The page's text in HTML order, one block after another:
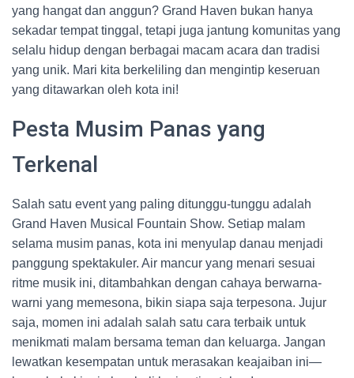
yang hangat dan anggun? Grand Haven bukan hanya
sekadar tempat tinggal, tetapi juga jantung komunitas yang
selalu hidup dengan berbagai macam acara dan tradisi
yang unik. Mari kita berkeliling dan mengintip keseruan
yang ditawarkan oleh kota ini!
Pesta Musim Panas yang
Terkenal
Salah satu event yang paling ditunggu-tunggu adalah
Grand Haven Musical Fountain Show. Setiap malam
selama musim panas, kota ini menyulap danau menjadi
panggung spektakuler. Air mancur yang menari sesuai
ritme musik ini, ditambahkan dengan cahaya berwarna-
warni yang memesona, bikin siapa saja terpesona. Jujur
saja, momen ini adalah salah satu cara terbaik untuk
menikmati malam bersama teman dan keluarga. Jangan
lewatkan kesempatan untuk merasakan keajaiban ini—